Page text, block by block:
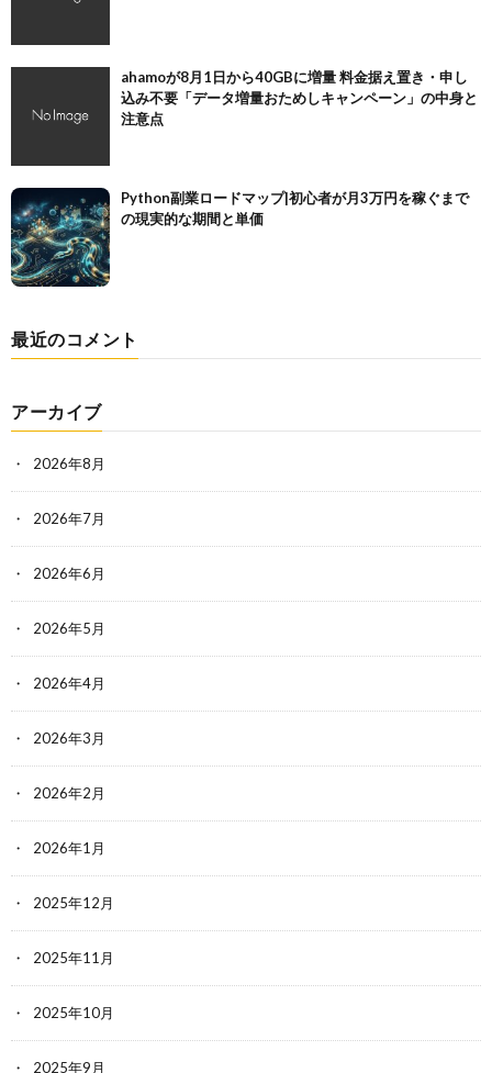
ahamoが8月1日から40GBに増量 料金据え置き・申し
込み不要「データ増量おためしキャンペーン」の中身と
注意点
Python副業ロードマップ|初心者が月3万円を稼ぐまで
の現実的な期間と単価
最近のコメント
アーカイブ
2026年8月
2026年7月
2026年6月
2026年5月
2026年4月
2026年3月
2026年2月
2026年1月
2025年12月
2025年11月
2025年10月
2025年9月